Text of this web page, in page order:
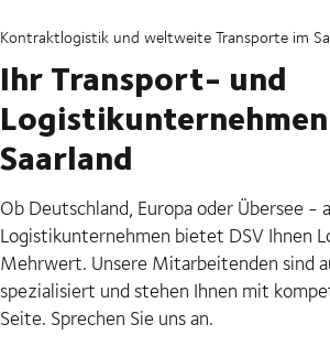
Kontraktlogistik und weltweite Transporte im
Ihr Transport- und
Saarland
Ob Deutschland, Europa oder Übersee -
Logistikunternehmen bietet DSV Ihnen
Mehrwert. Unsere Mitarbeitenden sind
spezialisiert und stehen Ihnen mit
Seite. Sprechen Sie uns an.